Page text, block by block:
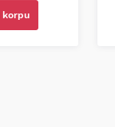
korpu